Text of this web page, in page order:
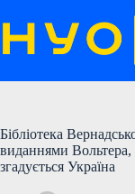
до
вмісту
Бібліотека
виданнями
згадується Україна